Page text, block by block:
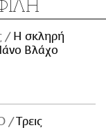
H σκληρή
Βλάχο
Tρεις